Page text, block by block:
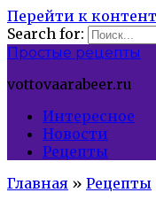
Перейти к
Search for:
Простые рецепты
vottovaarabeer.ru
Интересное
Новости
Рецепты
Главная » Рецепты